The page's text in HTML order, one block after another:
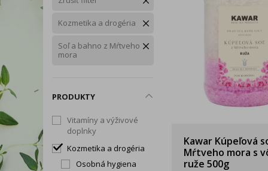
Okuliare a štíty
Dezinfekčné prípravky
Zdravé chudnutie
Snoreeze
TePe
Trávenie, vylučovanie a
Produkty dennej potreby
Kozmetika a drogéria
Soľ a bahno z Mŕtveho
mora
PRODUKTY
Vitamíny a výživové
doplnky
Kozmetika a drogéria
Osobná hygiena
Kawar Kúpeľová
Mŕtveho mora s
ruže 500g